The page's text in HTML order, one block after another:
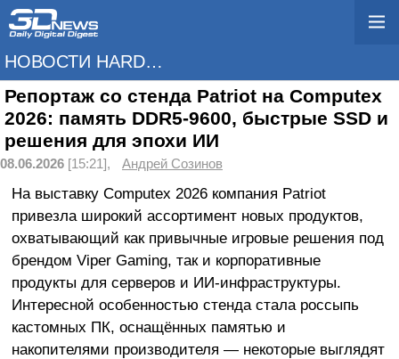
НОВОСТИ HARDWARE
Репортаж со стенда Patriot на Computex
2026: память DDR5-9600, быстрые SSD и
решения для эпохи ИИ
08.06.2026 [15:21], Андрей Созинов
На выставку Computex 2026 компания Patriot
привезла широкий ассортимент новых продуктов,
охватывающий как привычные игровые решения под
брендом Viper Gaming, так и корпоративные
продукты для серверов и ИИ-инфраструктуры.
Интересной особенностью стенда стала россыпь
кастомных ПК, оснащённых памятью и
накопителями производителя — некоторые выглядят